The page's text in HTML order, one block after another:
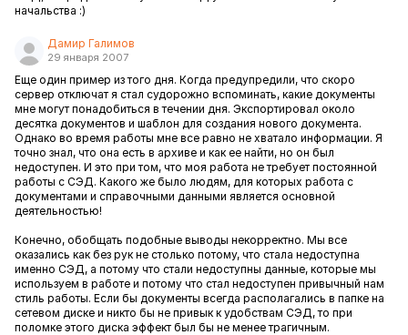
начальства :)
Дамир Галимов
29 января 2007
Еще один пример из того дня. Когда предупредили, что скоро
сервер отключат я стал судорожно вспоминать, какие документы
мне могут понадобиться в течении дня. Экспортировал около
десятка документов и шаблон для создания нового документа.
Однако во время работы мне все равно не хватало информации. Я
точно знал, что она есть в архиве и как ее найти, но он был
недоступен. И это при том, что моя работа не требует постоянной
работы с СЭД. Какого же было людям, для которых работа с
документами и справочными данными является основной
деятельностью!
Конечно, обобщать подобные выводы некорректно. Мы все
оказались как без рук не столько потому, что стала недоступна
именно СЭД, а потому что стали недоступны данные, которые мы
используем в работе и потому что стал недоступен привычный нам
стиль работы. Если бы документы всегда располагались в папке на
сетевом диске и никто бы не привык к удобствам СЭД, то при
поломке этого диска эффект был бы не менее трагичным.